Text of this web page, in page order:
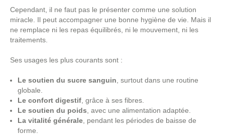
Cependant, il ne faut pas le présenter comme une solution
miracle. Il peut accompagner une bonne hygiène de vie. Mais il
ne remplace ni les repas équilibrés, ni le mouvement, ni les
traitements.
Ses usages les plus courants sont :
Le soutien du sucre sanguin , surtout dans une routine
globale.
Le confort digestif , grâce à ses fibres.
Le soutien du poids , avec une alimentation adaptée.
La vitalité générale , pendant les périodes de baisse de
forme.